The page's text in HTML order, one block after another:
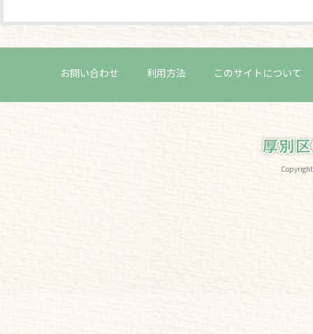
お問い合わせ 利用方法 このサイトについて